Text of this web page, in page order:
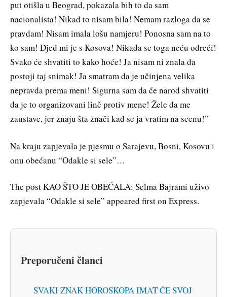
put otišla u Beograd, pokazala bih to da sam
nacionalista! Nikad to nisam bila! Nemam razloga da se
pravdam! Nisam imala lošu namjeru! Ponosna sam na to
ko sam! Djed mi je s Kosova! Nikada se toga neću odreći!
Svako će shvatiti to kako hoće! Ja nisam ni znala da
postoji taj snimak! Ja smatram da je učinjena velika
nepravda prema meni! Sigurna sam da će narod shvatiti
da je to organizovani linč protiv mene! Žele da me
zaustave, jer znaju šta znači kad se ja vratim na scenu!”
Na kraju zapjevala je pjesmu o Sarajevu, Bosni, Kosovu i
onu obećanu “Odakle si sele”…
The post KAO ŠTO JE OBEĆALA: Selma Bajrami uživo
zapjevala “Odakle si sele” appeared first on Express.
Preporučeni članci
SVAKI ZNAK HOROSKOPA IMAT ĆE SVOJ